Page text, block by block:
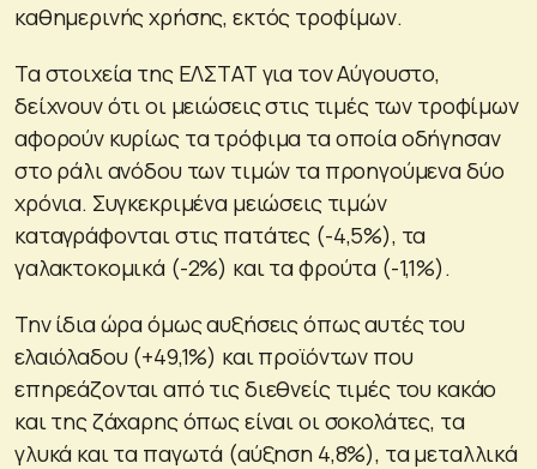
καθημερινής χρήσης, εκτός τροφίμων.
Τα στοιχεία της ΕΛΣΤΑΤ για τον Αύγουστο,
δείχνουν ότι οι μειώσεις στις τιμές των τροφίμων
αφορούν κυρίως τα τρόφιμα τα οποία οδήγησαν
στο ράλι ανόδου των τιμών τα προηγούμενα δύο
χρόνια. Συγκεκριμένα μειώσεις τιμών
καταγράφονται στις πατάτες (-4,5%), τα
γαλακτοκομικά (-2%) και τα φρούτα (-1,1%).
Την ίδια ώρα όμως αυξήσεις όπως αυτές του
ελαιόλαδου (+49,1%) και προϊόντων που
επηρεάζονται από τις διεθνείς τιμές του κακάο
και της ζάχαρης όπως είναι οι σοκολάτες, τα
γλυκά και τα παγωτά (αύξηση 4,8%), τα μεταλλικά